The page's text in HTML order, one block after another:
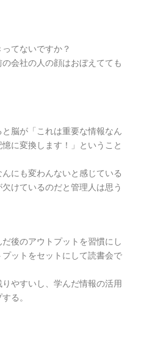
てないですか？
会社の人の顔はおぼえてても
脳が「これは重要な情報なん
に変換します！」ということ
にも変わんないと感じている
けているのだと管理人は思う
後のアウトプットを習慣にし
ットをセットにして読書会で
やすいし、学んだ情報の活用
る。